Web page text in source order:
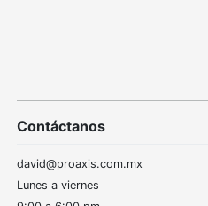
Contáctanos
david@proaxis.com.mx
Lunes a viernes